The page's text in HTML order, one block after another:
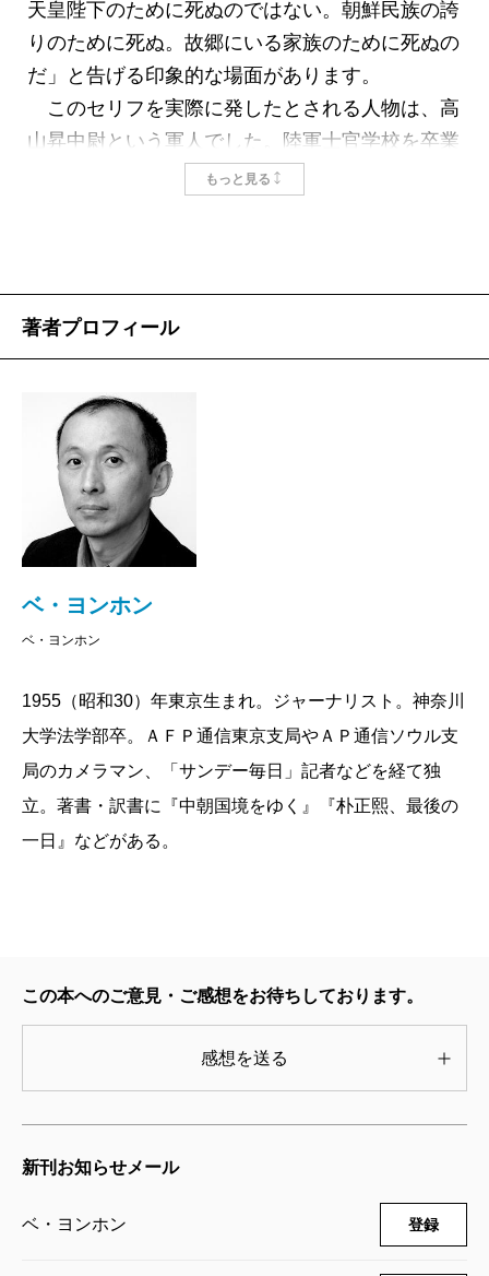
ったのかもしれません。
日本の敗戦は、祖国に独立をもたらし、彼らに
「親日派」という烙印を残しました。韓国では、
親日派は売国奴と同義語で、悲劇的存在のはずの
朝鮮人特攻隊員も、反民族行為を犯した者と考え
られるようになったのです。宿命的な死を遂げた
親日派問題は韓国世論に根強く残る病のようなも
のです。国が滅んだのは親日派のためであり、独
立後もその勢力が息づいているとして、ことある
ごとに批判の対象になります。歴史の清算にこだ
わった盧武鉉政権時代は、まるで魔女狩りでもす
るかのように、過去の亡霊にすぎない親日派が吊
るしあげられました。
沖縄で戦死した朝鮮人特攻隊員の遺族が、私にこ
う語ったことがあります。
判されるのは、やむを得ない現象です。英霊とな
った朝鮮人特攻隊員、そして残された韓国人遺族
しかし、朝鮮人特攻隊員の必死の体当たり攻撃
は、必ずしも愛国心に裏付けられた行動ではあり
ませんでした。反民族行為者でも救国の英雄でも
です。韓国では過去の歴史を教訓にした様々な行
されることになるでしょう。しかし、たとえ歴史
す。
（ベ・ヨンホン ジャーナリスト）
天皇陛下のために死ぬのではない。朝鮮民族の誇
りのために死ぬ。故郷にいる家族のために死ぬの
だ」と告げる印象的な場面があります。
このセリフを実際に発したとされる人物は、高
山昇中尉という軍人でした。陸軍士官学校を卒業
したエリートで、本名は崔貞根（チェ・ジョング
もっと見る
著者プロフィール
ベ・ヨンホン
ベ・ヨンホン
1955（昭和30）年東京生まれ。ジャーナリスト。神奈川
大学法学部卒。ＡＦＰ通信東京支局やＡＰ通信ソウル支
局のカメラマン、「サンデー毎日」記者などを経て独
立。著書・訳書に『中朝国境をゆく』『朴正熙、最後の
一日』などがある。
この本へのご意見・ご感想をお待ちしております。
感想を送る
新刊お知らせメール
ベ・ヨンホン 登録